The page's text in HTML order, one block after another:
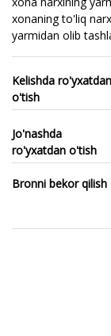
xonaning to'liq
yarmidan olib
Kelishda ro'yxatdan
o'tish
Jo'nashda
ro'yxatdan o'tish
Bronni bekor qilish